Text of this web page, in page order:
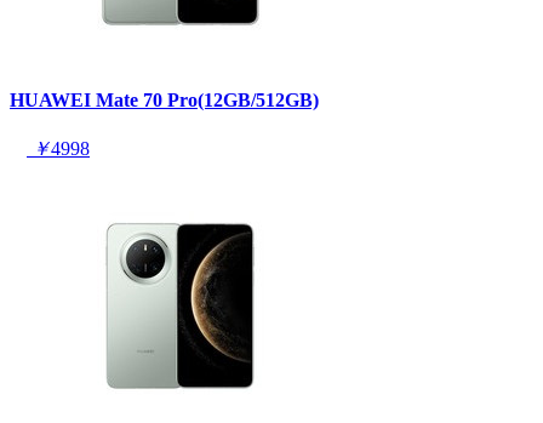
HUAWEI Mate 70 Pro(12GB/512GB)
￥4998